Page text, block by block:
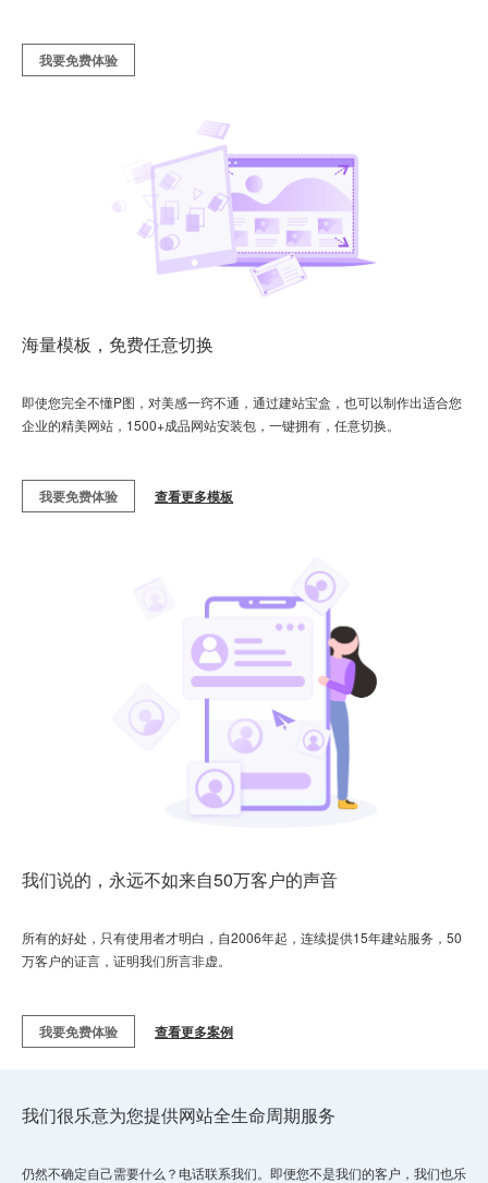
我要免费体验
海量模板，免费任意切换
即使您完全不懂P图，对美感一窍不通，通过建站宝盒，也可以制作出适合您
企业的精美网站，1500+成品网站安装包，一键拥有，任意切换。
我要免费体验 查看更多模板
我们说的，永远不如来自50万客户的声音
所有的好处，只有使用者才明白，自2006年起，连续提供15年建站服务，50
万客户的证言，证明我们所言非虚。
我要免费体验 查看更多案例
我们很乐意为您提供网站全生命周期服务
仍然不确定自己需要什么？电话联系我们。即便您不是我们的客户，我们也乐